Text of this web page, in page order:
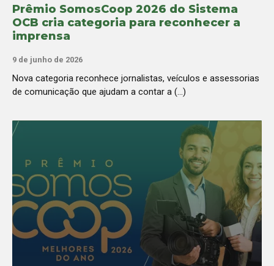
Prêmio SomosCoop 2026 do Sistema
OCB cria categoria para reconhecer a
imprensa
9 de junho de 2026
Nova categoria reconhece jornalistas, veículos e assessorias
de comunicação que ajudam a contar a (...)